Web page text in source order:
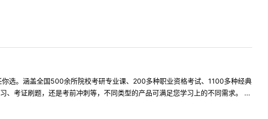
选。涵盖全国500余所院校考研专业课、200多种职业资格考试、1100多种经典
考证刷题，还是考前冲刺等，不同类型的产品可满足您学习上的不同需求。 ...